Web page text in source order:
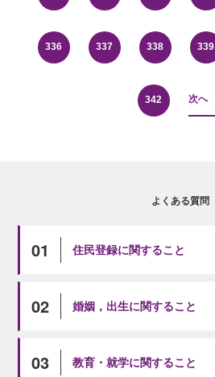
336 337 338 339
342 次へ
よくある質問
01 住民登録に関すること
02 婚姻，出生に関すること
03 教育・就学に関すること